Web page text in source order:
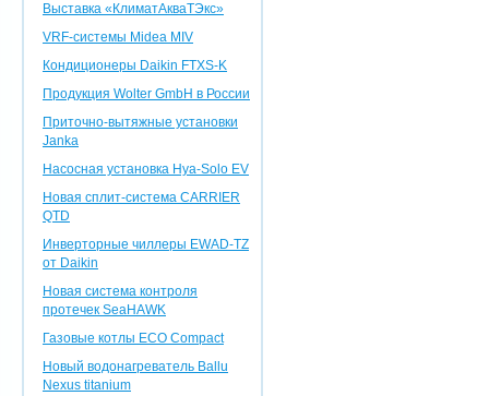
Выставка «КлиматАкваТЭкс»
VRF-системы Midea MIV
Кондиционеры Daikin FTXS-K
Продукция Wolter GmbH в России
Приточно-вытяжные установки
Janka
Насосная установка Hya-Solo EV
Новая сплит-система CARRIER
QTD
Инверторные чиллеры EWAD-TZ
от Daikin
Новая система контроля
протечек SeaHAWK
Газовые котлы ECO Compact
Новый водонагреватель Ballu
Nexus titanium